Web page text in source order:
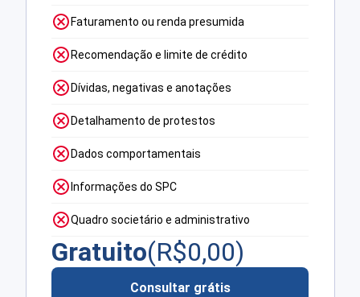
Faturamento ou renda presumida
Recomendação e limite de crédito
Dívidas, negativas e anotações
Detalhamento de protestos
Dados comportamentais
Informações do SPC
Quadro societário e administrativo
Gratuito(R$0,00)
Consultar grátis